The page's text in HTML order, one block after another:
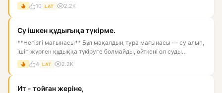
10 LAT 2.2K
Су ішкен құдығыңа түкірме.
**Негізгі мағынасы** Бұл мақалдың тура мағынасы — су алып,
ішіп жүрген құдыққа түкіруге болмайды, өйткені ол суды
ластай...
4 LAT 2.2K
Ит - тойған жеріне,